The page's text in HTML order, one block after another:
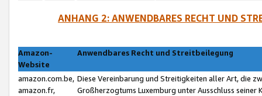
ANHANG 2: ANWENDBARES RECHT UND
Amazon-
Website
Anwendbares Recht und Streitbeilegung
amazon.com.be,
amazon.fr,
Diese Vereinbarung und Streitigkeiten aller Art, die
Großherzogtums Luxemburg unter Ausschluss